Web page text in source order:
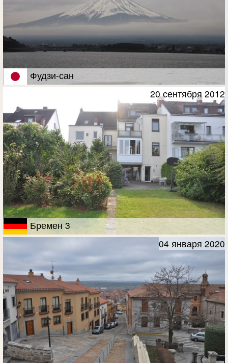
Фудзи-сан
Бремен 3
20 сентября 2012
04 января 2020